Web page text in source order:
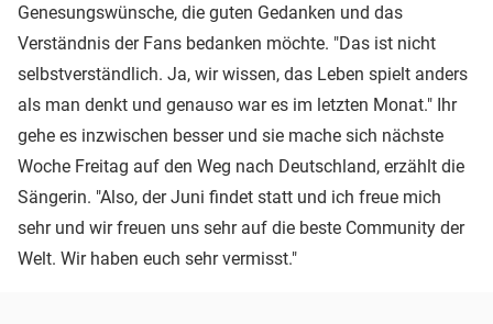
Genesungswünsche, die guten Gedanken und das
Verständnis der Fans bedanken möchte. "Das ist nicht
selbstverständlich. Ja, wir wissen, das Leben spielt anders
als man denkt und genauso war es im letzten Monat." Ihr
gehe es inzwischen besser und sie mache sich nächste
Woche Freitag auf den Weg nach Deutschland, erzählt die
Sängerin. "Also, der Juni findet statt und ich freue mich
sehr und wir freuen uns sehr auf die beste Community der
Welt. Wir haben euch sehr vermisst."